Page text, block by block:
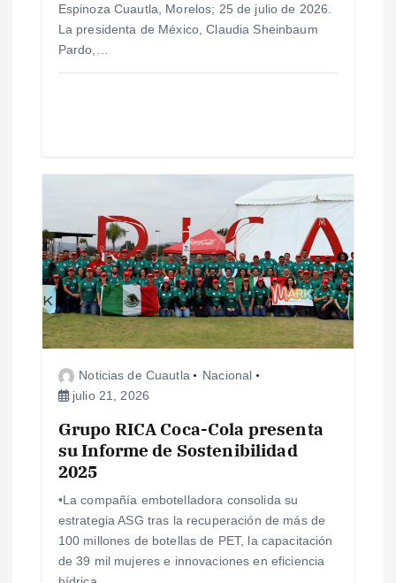
s
Espinoza Cuautla, Morelos; 25 de julio de 2026.
La presidenta de México, Claudia Sheinbaum
Pardo,…
Noticias de Cuautla
Nacional
julio 21, 2026
Grupo RICA Coca-Cola presenta
su Informe de Sostenibilidad
2025
•La compañía embotelladora consolida su
estrategia ASG tras la recuperación de más de
100 millones de botellas de PET, la capacitación
de 39 mil mujeres e innovaciones en eficiencia